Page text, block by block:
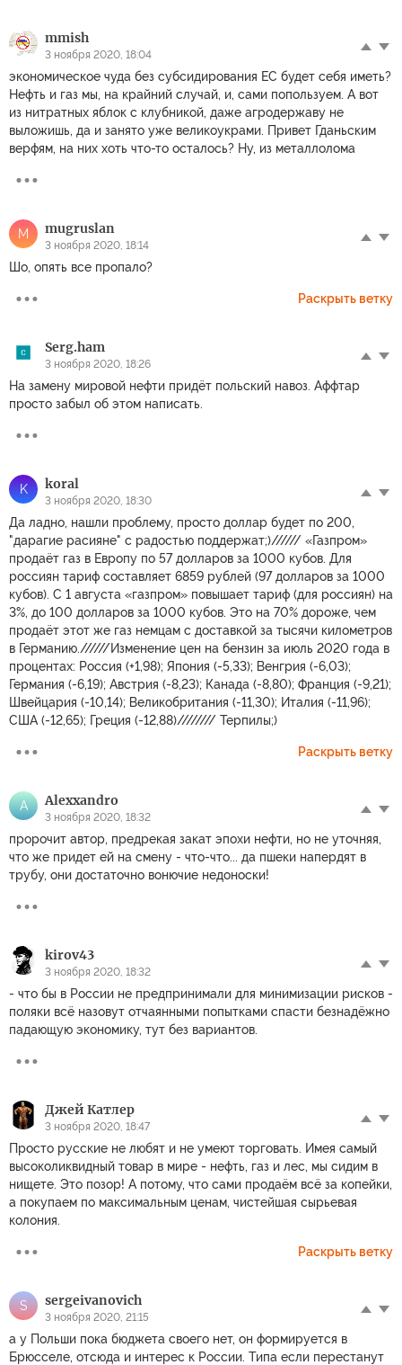
mmish
3 ноября 2020, 18:04
экономическое чуда без субсидирования ЕС будет себя иметь?
Нефть и газ мы, на крайний случай, и, сами попользуем. А вот
из нитратных яблок с клубникой, даже агродержаву не
выложишь, да и занято уже великоукрами. Привет Гданьским
верфям, на них хоть что-то осталось? Ну, из металлолома
M mugruslan
3 ноября 2020, 18:14
Шо, опять все пропало?
Раскрыть ветку
Serg.ham
3 ноября 2020, 18:26
На замену мировой нефти придёт польский навоз. Аффтар
просто забыл об этом написать.
K koral
3 ноября 2020, 18:30
Да ладно, нашли проблему, просто доллар будет по 200,
"дарагие расияне" с радостью поддержат;)////// «Газпром»
продаёт газ в Европу по 57 долларов за 1000 кубов. Для
россиян тариф составляет 6859 рублей (97 долларов за 1000
кубов). С 1 августа «газпром» повышает тариф (для россиян) на
3%, до 100 долларов за 1000 кубов. Это на 70% дороже, чем
продаёт этот же газ немцам с доставкой за тысячи километров
в Германию.//////Изменение цен на бензин за июль 2020 года в
процентах: Россия (+1,98); Япония (-5,33); Венгрия (-6,03);
Германия (-6,19); Австрия (-8,23); Канада (-8,80); Франция (-9,21);
Швейцария (-10,14); Великобритания (-11,30); Италия (-11,96);
США (-12,65); Греция (-12,88)//////// Терпилы;)
Раскрыть ветку
A Alexxandro
3 ноября 2020, 18:32
пророчит автор, предрекая закат эпохи нефти, но не уточняя,
что же придет ей на смену - что-что... да пшеки напердят в
трубу, они достаточно вонючие недоноски!
kirov43
3 ноября 2020, 18:32
- что бы в России не предпринимали для минимизации рисков -
поляки всё назовут отчаянными попытками спасти безнадёжно
падающую экономику, тут без вариантов.
Джей Катлер
3 ноября 2020, 18:47
Просто русские не любят и не умеют торговать. Имея самый
высоколиквидный товар в мире - нефть, газ и лес, мы сидим в
нищете. Это позор! А потому, что сами продаём всё за копейки,
а покупаем по максимальным ценам, чистейшая сырьевая
колония.
Раскрыть ветку
S sergeivanovich
3 ноября 2020, 21:15
а у Польши пока бюджета своего нет, он формируется в
Брюсселе, отсюда и интерес к России. Типа если перестанут